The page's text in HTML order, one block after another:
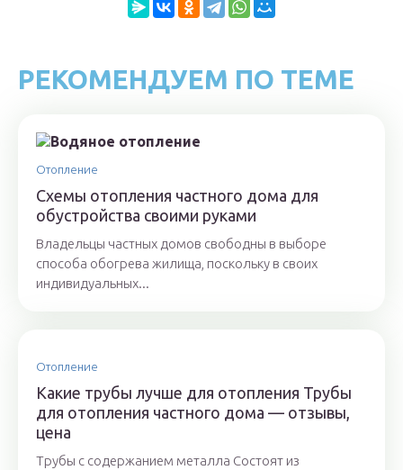
РЕКОМЕНДУЕМ ПО ТЕМЕ
Отопление
Схемы отопления частного дома для
обустройства своими руками
Владельцы частных домов свободны в выборе
способа обогрева жилища, поскольку в своих
индивидуальных...
Отопление
Какие трубы лучше для отопления Трубы
для отопления частного дома — отзывы,
цена
Трубы с содержанием металла Состоят из